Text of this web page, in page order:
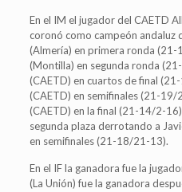
En el IM el jugador del CAETD
coronó como campeón
(Almería) en primera ronda
(Montilla) en segunda ronda
(CAETD) en cuartos de final
(CAETD) en semifinales (21-
(CAETD) en la final (21-14/2-
segunda plaza derrotando a
en semifinales (21-18/21-13).
En el IF la ganadora fue la
(La Unión) fue la ganadora